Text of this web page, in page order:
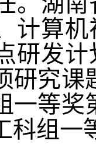
计算
研发
研究课
一等奖
科组一